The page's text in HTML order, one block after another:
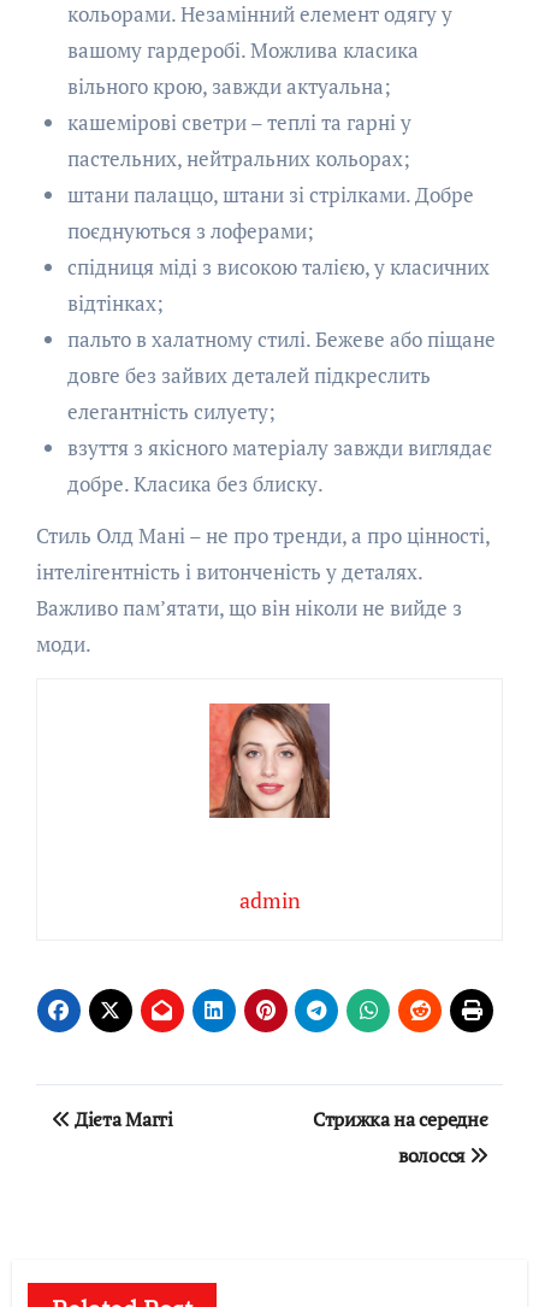
кольорами. Незамінний елемент одягу у
вашому гардеробі. Можлива класика
вільного крою, завжди актуальна;
кашемірові светри – теплі та гарні у
пастельних, нейтральних кольорах;
штани палаццо, штани зі стрілками. Добре
поєднуються з лоферами;
спідниця міді з високою талією, у класичних
відтінках;
пальто в халатному стилі. Бежеве або піщане
довге без зайвих деталей підкреслить
елегантність силуету;
взуття з якісного матеріалу завжди виглядає
добре. Класика без блиску.
Стиль Олд Мані – не про тренди, а про цінності,
інтелігентність і витонченість у деталях.
Важливо пам’ятати, що він ніколи не вийде з
моди.
admin
Навігація
Дієта Маггі
Стрижка на середнє
волосся